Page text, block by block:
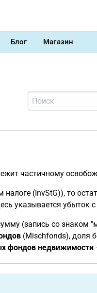
Блог Магазин
частичному
(InvStG)), то
указывается убыток
(запись со знаком
(Mischfonds), доля
фондов недвижимости